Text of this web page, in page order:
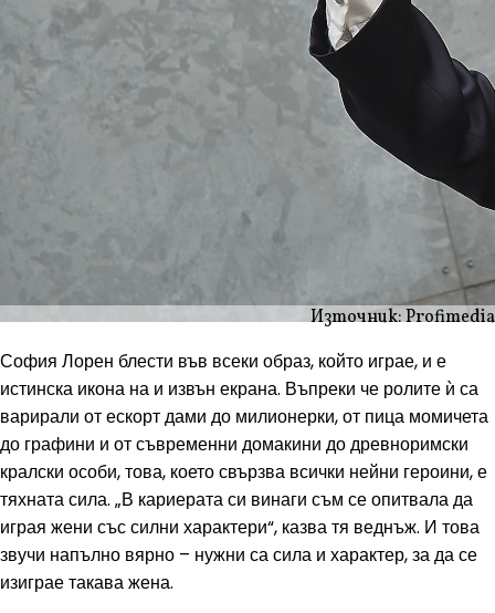
Източник: Profimedia
София Лорен блести във всеки образ, който играе, и е
истинска икона на и извън екрана. Въпреки че ролите ѝ са
варирали от ескорт дами до милионерки, от пица момичета
до графини и от съвременни домакини до древноримски
кралски особи, това, което свързва всички нейни героини, е
тяхната сила. „В кариерата си винаги съм се опитвала да
играя жени със силни характери“, казва тя веднъж. И това
звучи напълно вярно – нужни са сила и характер, за да се
изиграе такава жена.